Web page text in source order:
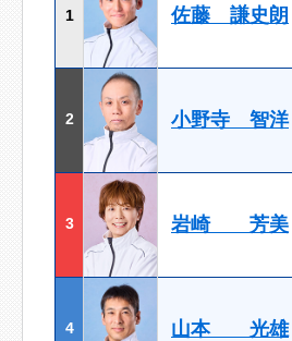
1 佐藤 謙史朗
2 小野寺 智洋
3 岩崎 芳美
4 山本 光雄